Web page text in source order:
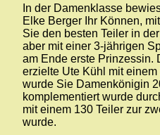
In der Damenklasse
Elke Berger Ihr Können,
Sie den besten Teiler in
aber mit einer 3-jährigen
am Ende erste Prinzessin.
erzielte Ute Kühl mit
wurde Sie Damenkönigin
komplementiert wurde
mit einem 130 Teiler zur
wurde.